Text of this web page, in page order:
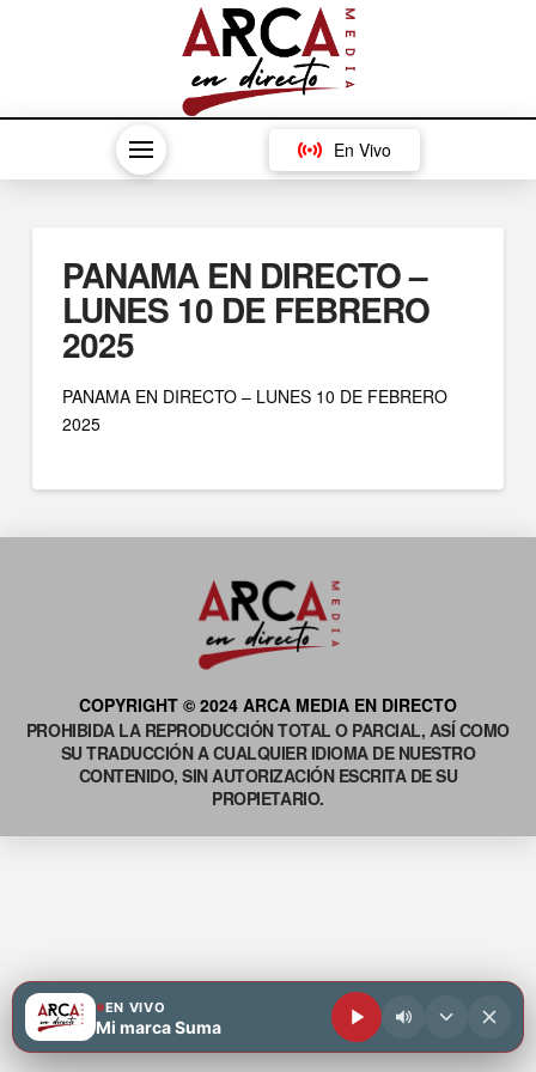
En Vivo
PANAMA EN DIRECTO –
LUNES 10 DE FEBRERO
2025
PANAMA EN DIRECTO – LUNES 10 DE FEBRERO
2025
COPYRIGHT © 2024 ARCA MEDIA EN DIRECTO
PROHIBIDA LA REPRODUCCIÓN TOTAL O PARCIAL, ASÍ COMO
SU TRADUCCIÓN A CUALQUIER IDIOMA DE NUESTRO
CONTENIDO, SIN AUTORIZACIÓN ESCRITA DE SU
PROPIETARIO.
EN VIVO
Mi marca Suma